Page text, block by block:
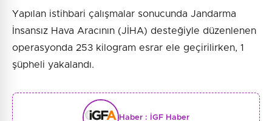
Yapılan istihbari çalışmalar sonucunda Jandarma
İnsansız Hava Aracının (JİHA) desteğiyle düzenlenen
operasyonda 253 kilogram esrar ele geçirilirken, 1
şüpheli yakalandı.
Haber : İGF Haber